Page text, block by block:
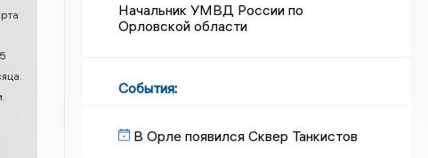
Начальник УМВД России по
Орловской области
События:
В Орле появился Сквер Танкистов